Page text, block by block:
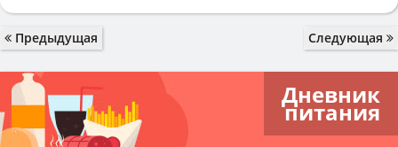
Предыдущая Следующая
Дневник
питания